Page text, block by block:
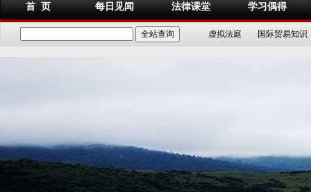
首 页 每日见闻 法律课堂 学习偶得
虚拟法庭 国际贸易知识